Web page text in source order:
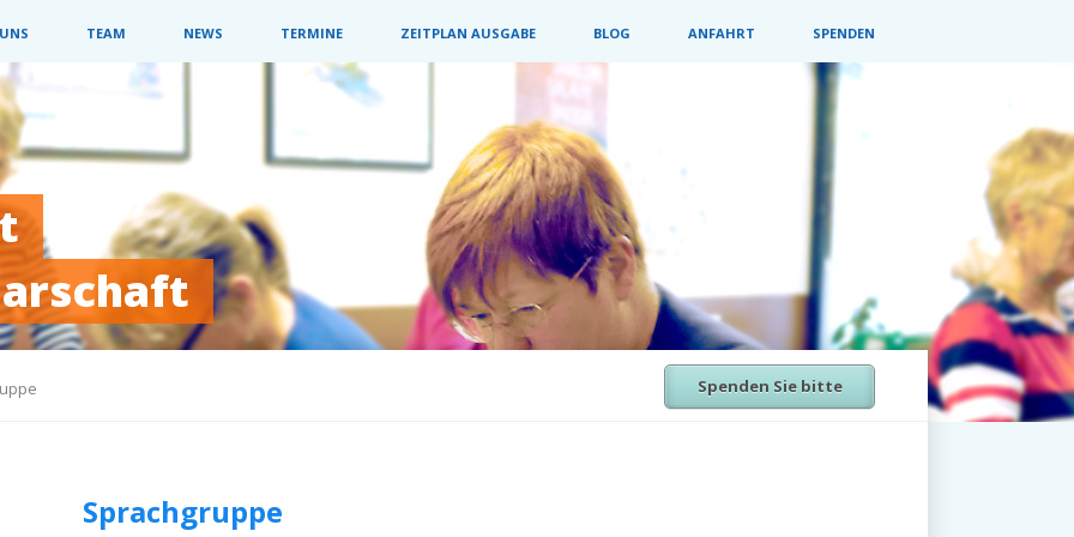
TEAM NEWS TERMINE ZEITPLAN AUSGABE BLOG ANFAHRT SPENDEN
Spenden Sie bitte
Sprachgruppe